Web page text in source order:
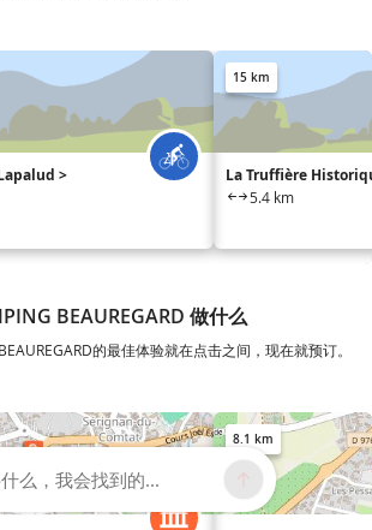
>
15 km
La Truffière
5.4 km
BEAUREGARD 做什么
的最佳体验就在点击之间，现在就预订。
8.1 km
么，我会找到的...